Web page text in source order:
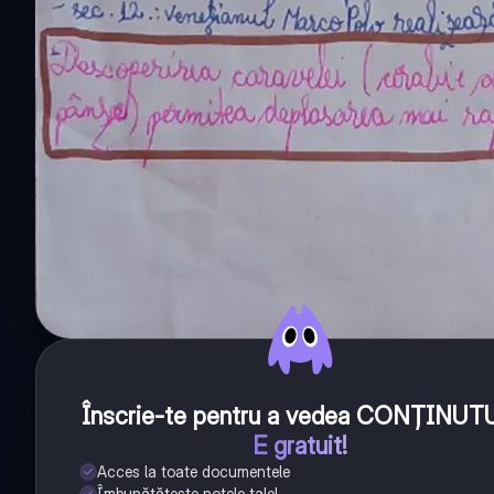
Înscrie-te pentru a vedea
E gratuit!
Acces la toate documentele